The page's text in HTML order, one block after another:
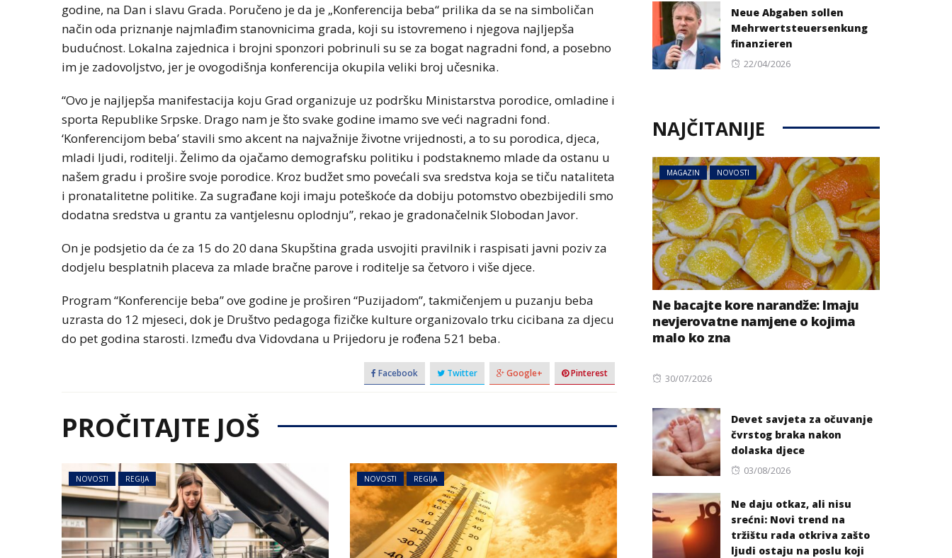
godine, na Dan i slavu Grada. Poručeno je da je „Konferencija beba“ prilika da se na simboličan
način oda priznanje najmlađim stanovnicima grada, koji su istovremeno i njegova najljepša
budućnost. Lokalna zajednica i brojni sponzori pobrinuli su se za bogat nagradni fond, a posebno
im je zadovoljstvo, jer je ovogodišnja konferencija okupila veliki broj učesnika.
“Ovo je najljepša manifestacija koju Grad organizuje uz podršku Ministarstva porodice, omladine i
sporta Republike Srpske. Drago nam je što svake godine imamo sve veći nagradni fond.
‘Konferencijom beba’ stavili smo akcent na najvažnije životne vrijednosti, a to su porodica, djeca,
mladi ljudi, roditelji. Želimo da ojačamo demografsku politiku i podstaknemo mlade da ostanu u
našem gradu i prošire svoje porodice. Kroz budžet smo povećali sva sredstva koja se tiču nataliteta
i pronatalitetne politike. Za sugrađane koji imaju poteškoće da dobiju potomstvo obezbijedili smo
dodatna sredstva u grantu za vantjelesnu oplodnju”, rekao je gradonačelnik Slobodan Javor.
On je podsjetio da će za 15 do 20 dana Skupština grada usvojiti pravilnik i raspisati javni poziv za
dodjelu besplatnih placeva za mlade bračne parove i roditelje sa četvoro i više djece.
Program “Konferencije beba” ove godine je proširen “Puzijadom”, takmičenjem u puzanju beba
uzrasta do 12 mjeseci, dok je Društvo pedagoga fizičke kulture organizovalo trku cicibana za djecu
do pet godina starosti. Između dva Vidovdana u Prijedoru je rođena 521 beba.
Facebook Twitter Google+ Pinterest
PROČITAJTE JOŠ
NOVOSTI REGIJA NOVOSTI REGIJA
Neue Abgaben sollen
Mehrwertsteuersenkung
finanzieren
Posted
22/04/2026
NAJČITANIJE
MAGAZIN NOVOSTI
Ne bacajte kore narandže: Imaju
nevjerovatne namjene o kojima
malo ko zna
Posted
30/07/2026
Devet savjeta za očuvanje
čvrstog braka nakon
dolaska djece
Posted
03/08/2026
Ne daju otkaz, ali nisu
srećni: Novi trend na
tržištu rada otkriva zašto
ljudi ostaju na poslu koji